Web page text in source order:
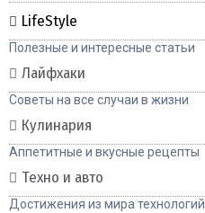
LifeStyle
Полезные и интересные статьи
Лайфхаки
Советы на все случаи в жизни
Кулинария
Аппетитные и вкусные рецепты
Техно и авто
Достижения из мира технологий